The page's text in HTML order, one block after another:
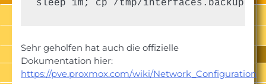
Sehr geholfen hat auch die offizielle
Dokumentation hier:
https://pve.proxmox.com/wiki/Network_Configuration